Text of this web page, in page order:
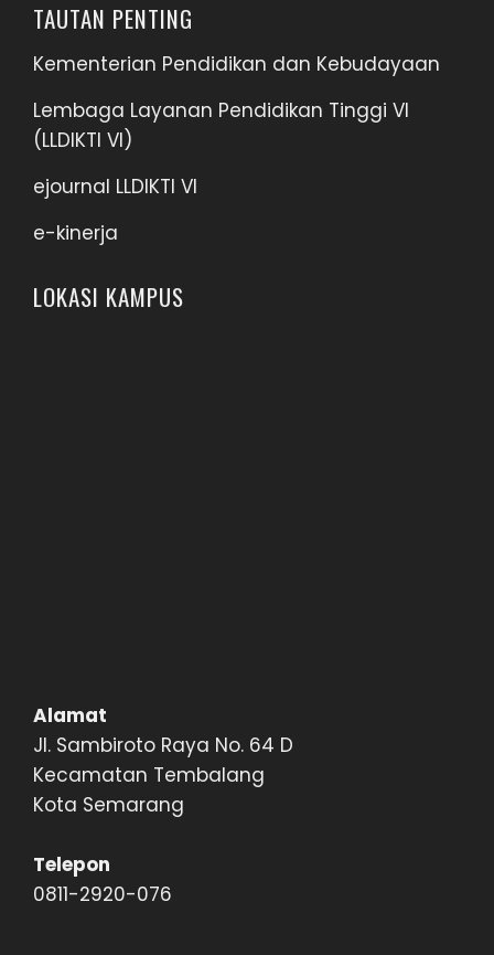
TAUTAN PENTING
Kementerian Pendidikan dan Kebudayaan
Lembaga Layanan Pendidikan Tinggi VI
(LLDIKTI VI)
ejournal LLDIKTI VI
e-kinerja
LOKASI KAMPUS
Alamat
Jl. Sambiroto Raya No. 64 D
Kecamatan Tembalang
Kota Semarang
Telepon
0811-2920-076